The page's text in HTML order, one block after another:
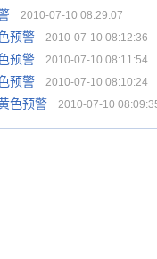
2010-07-10 08:29:07
预警 2010-07-10 08:12:36
预警 2010-07-10 08:11:54
预警 2010-07-10 08:10:24
色预警 2010-07-10